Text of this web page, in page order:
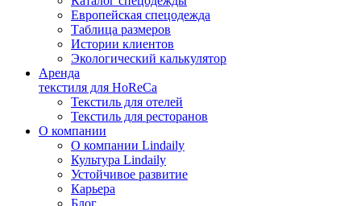
Европейская спецодежда
Таблица размеров
Истории клиентов
Экологический калькулятор
Аренда
текстиля для HoReCa
Текстиль для отелей
Текстиль для ресторанов
О компании
О компании Lindaily
Культура Lindaily
Устойчивое развитие
Карьера
Блог